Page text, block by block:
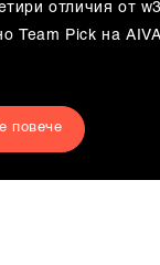
отличия от
Team Pick на
повече